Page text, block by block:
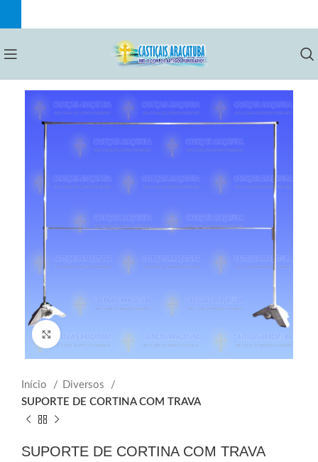
Click to enlarge
Início
Diversos
SUPORTE DE CORTINA COM TRAVA
SUPORTE DE CORTINA COM TRAVA